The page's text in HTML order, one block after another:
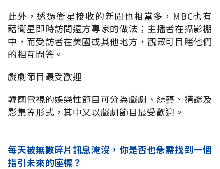
此外，透過衛星接收的新聞也相當多，MBC也有
藉衛星即時訪問遠方專家的做法；主播者在攝影棚
中，而受訪者在美國或其他地方，觀眾可目睹他們
的相互問答。
戲劇節目最受歡迎
韓國電視的娛樂性節目可分為戲劇、綜藝、猜謎及
影集等形式，其中又以戲劇節目最受歡迎。
每天被無數碎片訊息淹沒，你是否也急需找到一個
指引未來的座標？